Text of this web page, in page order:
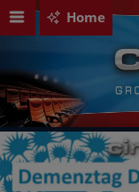
Home